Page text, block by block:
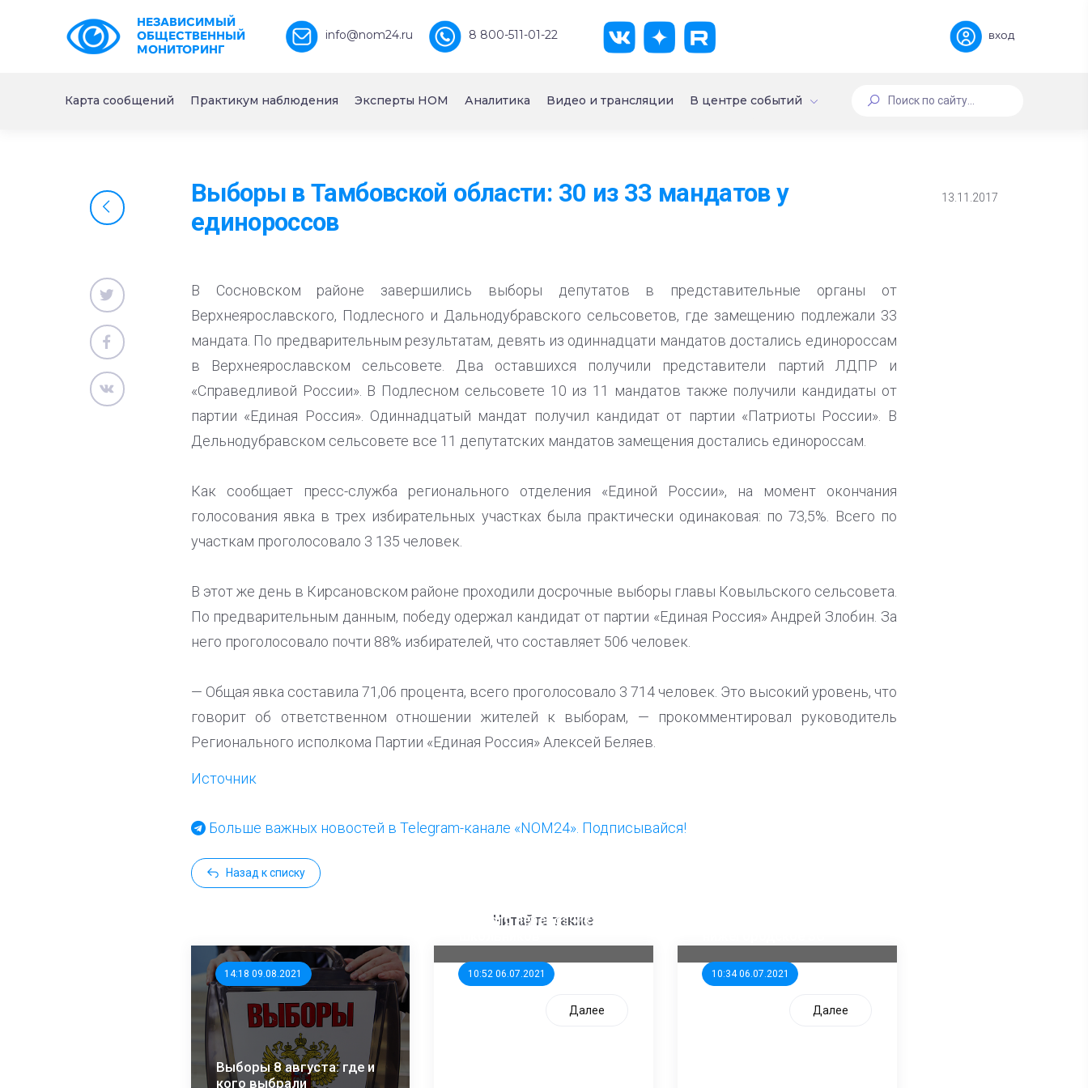
НЕЗАВИСИМЫЙ
ОБЩЕСТВЕННЫЙ
МОНИТОРИНГ
info@nom24.ru 8 800-511-01-22 вход
Карта сообщений Практикум наблюдения Эксперты НОМ Аналитика Видео и трансляции В центре событий
Выборы в Тамбовской области: 30 из 33 мандатов у
единороссов
13.11.2017
В Сосновском районе завершились выборы депутатов в представительные органы от
Верхнеярославского, Подлесного и Дальнодубравского сельсоветов, где замещению подлежали 33
мандата. По предварительным результатам, девять из одиннадцати мандатов достались единороссам
в Верхнеярославском сельсовете. Два оставшихся получили представители партий ЛДПР и
«Справедливой России». В Подлесном сельсовете 10 из 11 мандатов также получили кандидаты от
партии «Единая Россия». Одиннадцатый мандат получил кандидат от партии «Патриоты России». В
Дельнодубравском сельсовете все 11 депутатских мандатов замещения достались единороссам.
Как сообщает пресс-служба регионального отделения «Единой России», на момент окончания
голосования явка в трех избирательных участках была практически одинаковая: по 73,5%. Всего по
участкам проголосовало 3 135 человек.
В этот же день в Кирсановском районе проходили досрочные выборы главы Ковыльского сельсовета.
По предварительным данным, победу одержал кандидат от партии «Единая Россия» Андрей Злобин. За
него проголосовало почти 88% избирателей, что составляет 506 человек.
— Общая явка составила 71,06 процента, всего проголосовало 3 714 человек. Это высокий уровень, что
говорит об ответственном отношении жителей к выборам, — прокомментировал руководитель
Регионального исполкома Партии «Единая Россия» Алексей Беляев.
Источник
Больше важных новостей в Telegram-канале «NOM24». Подписывайся!
Назад к списку
Читайте также
14:18 09.08.2021
Выборы 8 августа: где и
кого выбрали
10:52 06.07.2021
единого перевозчика для
Далее
10:34 06.07.2021
Далее